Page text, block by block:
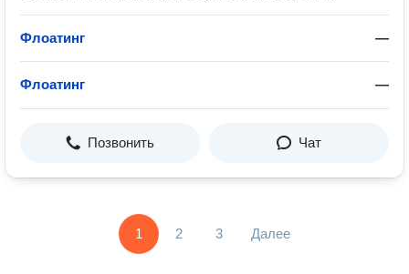
Флоатинг —
Флоатинг —
Позвонить Чат
1 2 3 Далее